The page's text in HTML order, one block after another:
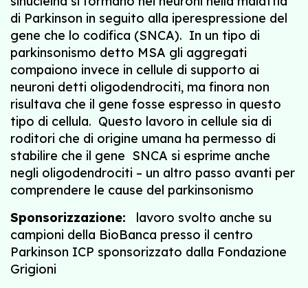
di Parkinson in seguito alla iperespressione del
gene che lo codifica (SNCA). In un tipo di
parkinsonismo detto MSA gli aggregati
compaiono invece in cellule di supporto ai
neuroni detti oligodendrociti, ma finora non
risultava che il gene fosse espresso in questo
tipo di cellula. Questo lavoro in cellule sia di
roditori che di origine umana ha permesso di
stabilire che il gene SNCA si esprime anche
negli oligodendrociti – un altro passo avanti per
comprendere le cause del parkinsonismo
Sponsorizzazione: lavoro svolto anche su
campioni della BioBanca presso il centro
Parkinson ICP sponsorizzato dalla Fondazione
Grigioni